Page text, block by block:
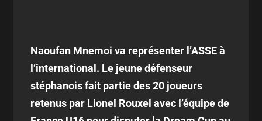
Naoufan Mnemoi va représenter l’ASSE à
l’international. Le jeune défenseur
stéphanois fait partie des 20 joueurs
retenus par Lionel Rouxel avec l’équipe de